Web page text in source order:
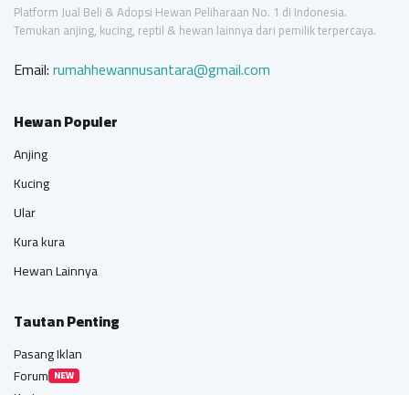
Platform Jual Beli & Adopsi Hewan Peliharaan No. 1 di Indonesia.
Temukan anjing, kucing, reptil & hewan lainnya dari pemilik terpercaya.
Email:rumahhewannusantara@gmail.com
Hewan Populer
Anjing
Kucing
Ular
Kura kura
Hewan Lainnya
Tautan Penting
Pasang Iklan
Forum NEW